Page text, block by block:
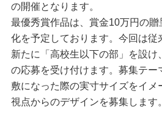
の開催となります。
最優秀賞作品は、賞金10万円の
化を予定しております。今回は従
新たに「高校生以下の部」を設け
の応募を受け付けます。募集テー
敷になった際の実寸サイズをイメ
視点からのデザインを募集します。